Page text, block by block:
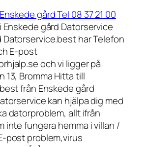
gård Tel 08 37 21 00
Enskede gård Datorservice
Datorservice.best har Telefon
E-post
och vi ligger på
13, Bromma Hitta till
från Enskede gård
kan hjälpa dig med
datorproblem, allt ifrån
inte fungera hemma i villan /
post problem,virus